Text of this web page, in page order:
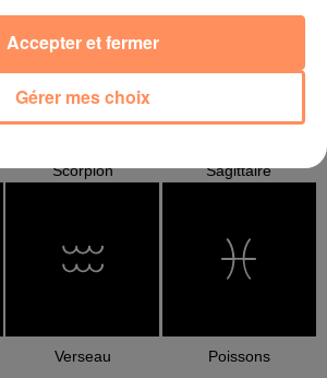
Scorpion Sagittaire
Verseau Poissons
Gérer mes choix
Accepter et fermer